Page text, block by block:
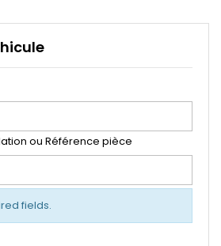
ou Référence pièce
fields.